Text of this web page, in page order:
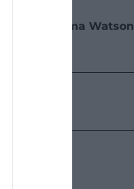
Emma Watson